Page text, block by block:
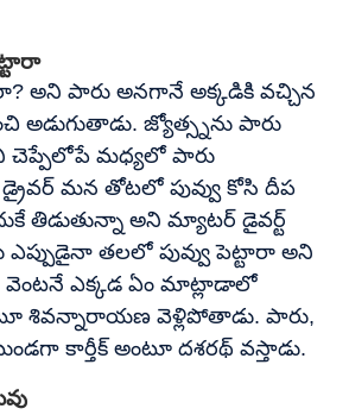
అని పారు అనగానే అక్కడికి వచ్చిన
అడుగుతాడు. జ్యోత్స్నను పారు
చెప్పేలోపే మధ్యలో పారు
డ్రైవర్ మన తోటలో పువ్వు కోసి దీప
తిడుతున్నా అని మ్యాటర్ డైవర్ట్
ఎప్పుడైనా తలలో పువ్వు పెట్టారా అని
వెంటనే ఎక్కడ ఏం మాట్లాడాలో
శివన్నారాయణ వెళ్లిపోతాడు. పారు,
కార్తీక్ అంటూ దశరథ్ వస్తాడు.